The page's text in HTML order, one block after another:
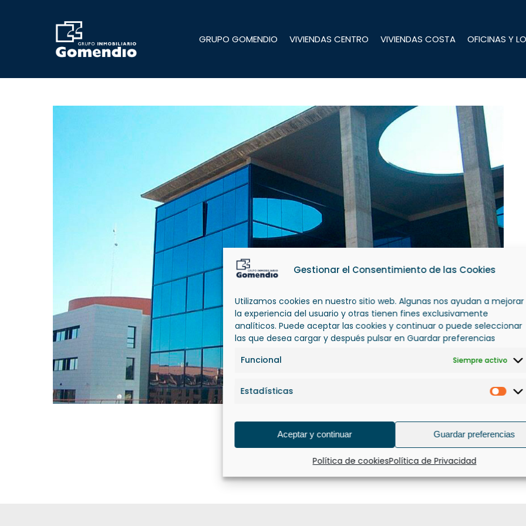
Gestionar el Consentimiento de las Cookies
Utilizamos cookies en nuestro sitio web. Algunas nos ayudan a mejorar
la experiencia del usuario y otras tienen fines exclusivamente
analíticos. Puede aceptar las cookies y continuar o puede seleccionar
las que desea cargar y después pulsar en Guardar preferencias
Funcional
Siempre activo
Estadísticas
Aceptar y continuar Guardar preferencias
Política de cookiesPolítica de Privacidad
GRUPO GOMENDIO VIVIENDAS CENTRO VIVIENDAS COSTA OFICINAS Y
OBRAS CONSTRUCCIÓN TERCIARIO